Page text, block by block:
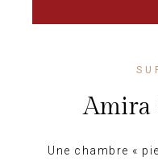
Amira
Une chambre «